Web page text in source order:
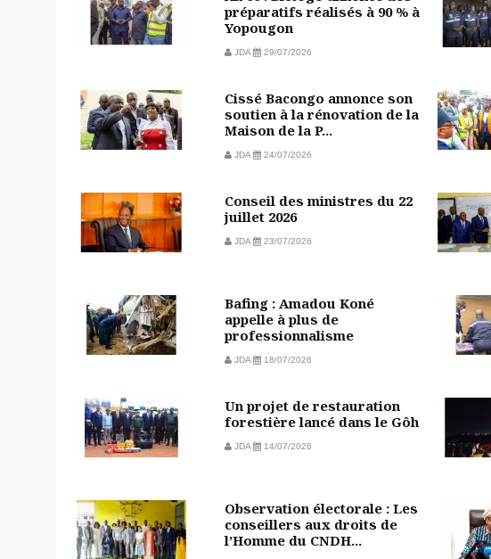
préparatifs réalisés à 90 % à
Yopougon
JDA 29/07/2026
Cissé Bacongo annonce son
soutien à la rénovation de la
Maison de la P...
JDA 24/07/2026
Conseil des ministres du 22
juillet 2026
JDA 23/07/2026
Bafing : Amadou Koné
appelle à plus de
professionnalisme
JDA 18/07/2026
Un projet de restauration
forestière lancé dans le Gôh
JDA 14/07/2026
Observation électorale : Les
conseillers aux droits de
l’Homme du CNDH...